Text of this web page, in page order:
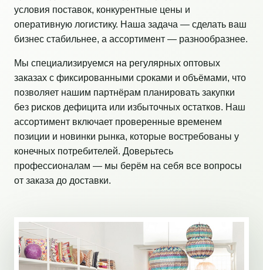
условия поставок, конкурентные цены и
оперативную логистику. Наша задача — сделать ваш
бизнес стабильнее, а ассортимент — разнообразнее.
Мы специализируемся на регулярных оптовых
заказах с фиксированными сроками и объёмами, что
позволяет нашим партнёрам планировать закупки
без рисков дефицита или избыточных остатков. Наш
ассортимент включает проверенные временем
позиции и новинки рынка, которые востребованы у
конечных потребителей. Доверьтесь
профессионалам — мы берём на себя все вопросы
от заказа до доставки.